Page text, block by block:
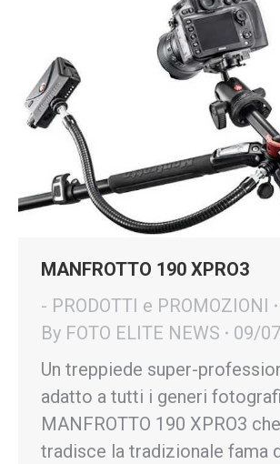
MANFROTTO 190 XPRO3
- PRODOTTI e PROMOZIONI
By FOTO ELITE NEWS
09/
Un treppiede super-
adatto a tutti i generi
MANFROTTO 190 XPRO3
tradisce la tradizionale fama